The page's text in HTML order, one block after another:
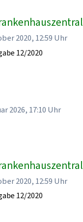
2020, 12:59 Uhr
12/2020
2026, 17:10 Uhr
2020, 12:59 Uhr
12/2020